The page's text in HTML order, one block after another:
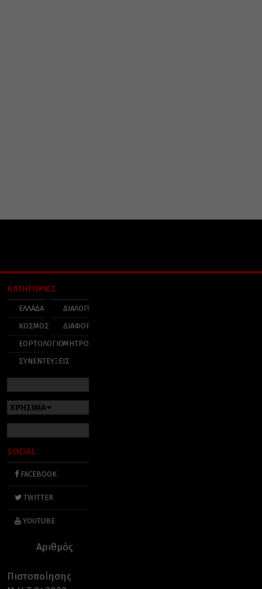
ΚΑΤΗΓΟΡΙΕΣ
ΕΛΛΑΔΑ
ΚΟΣΜΟΣ
ΕΟΡΤΟΛΟΓΙΟ
ΣΥΝΕΝΤΕΥΞΕΙΣ
ΔΙΑΛΟΓΟΣ
ΔΙΑΦΟΡΑ
ΜΗΤΡΟΠΟΛΕΙΣ
ΧΡΗΣΙΜΑ
SOCIAL
FACEBOOK
TWITTER
YOUTUBE
Αριθμός
Πιστοποίησης